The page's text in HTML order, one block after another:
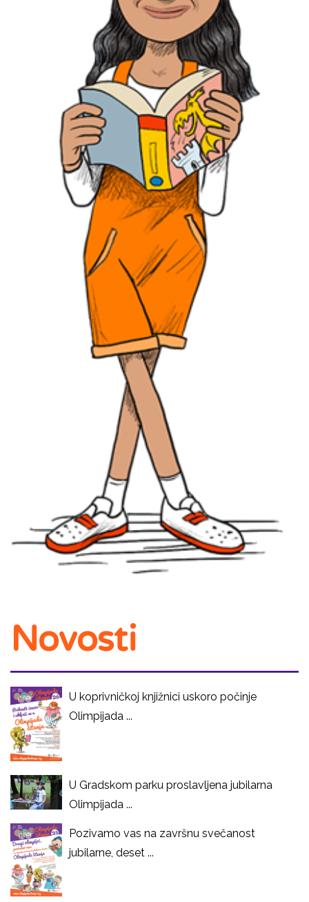
Novosti
U koprivničkoj knjižnici uskoro počinje
Olimpijada ...
U Gradskom parku proslavljena jubilarna
Olimpijada ...
Pozivamo vas na završnu svečanost
jubilarne, deset ...